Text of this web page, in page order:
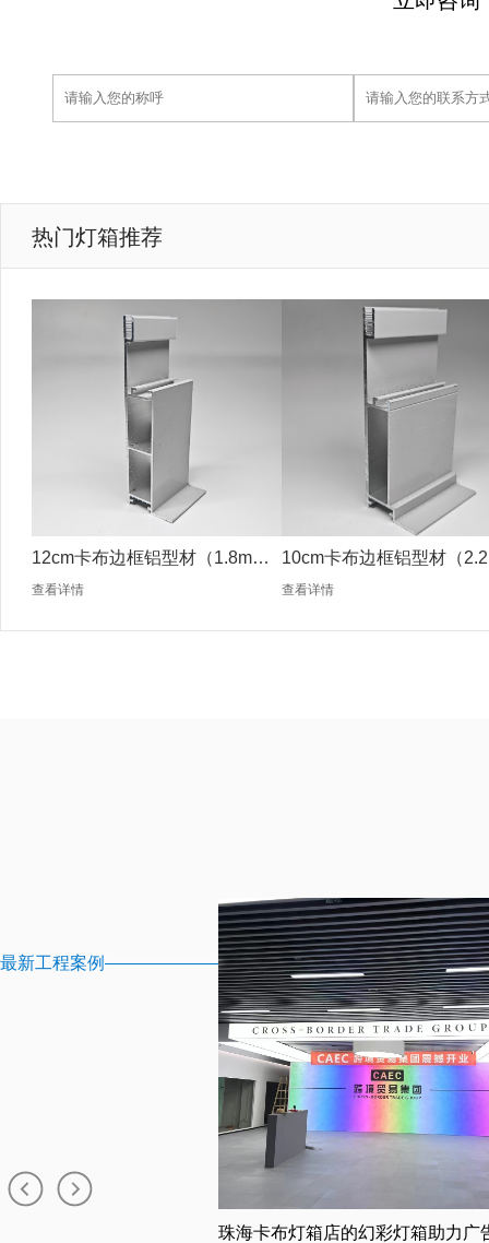
热门灯箱推荐
12cm卡布边框铝型材（1.8mm
银色）
查看详情
10cm卡布边框铝型材（
银色）
查看详情
最新工程案例
吸睛无比的广州双面卡布灯箱厂